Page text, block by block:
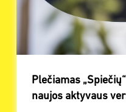
Plečiamas
naujos aktyvaus